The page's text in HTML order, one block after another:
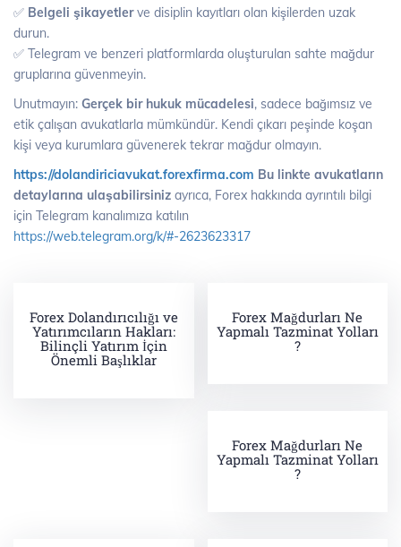
✅ Belgeli şikayetlerve disiplin kayıtları olan kişilerden uzak
durun.
✅ Telegram ve benzeri platformlarda oluşturulan sahte mağdur
gruplarına güvenmeyin.
Unutmayın: Gerçek bir hukuk mücadelesi, sadece bağımsız ve
etik çalışan avukatlarla mümkündür. Kendi çıkarı peşinde koşan
kişi veya kurumlara güvenerek tekrar mağdur olmayın.
https://dolandiriciavukat.forexfirma.com Bu linkte avukatların
detaylarına ulaşabilirsiniz ayrıca, Forex hakkında ayrıntılı bilgi
için Telegram kanalımıza katılın
https://web.telegram.org/k/#-2623623317
Forex Dolandırıcılığı ve
Yatırımcıların Hakları:
Bilinçli Yatırım İçin
Önemli Başlıklar
Forex Mağdurları Ne
Yapmalı Tazminat Yolları
?
Forex Mağdurları Ne
Yapmalı Tazminat Yolları
?